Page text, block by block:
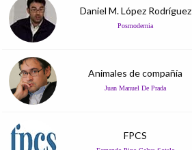
Daniel M. López Rodríguez
Posmodernia
Animales de compañía
Juan Manuel De Prada
FPCS